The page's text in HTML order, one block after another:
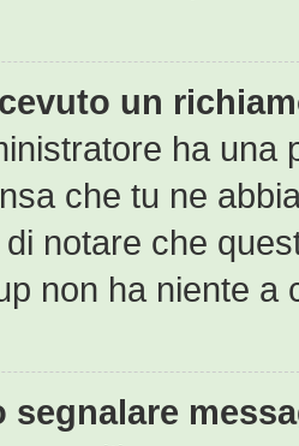
un
ha una
che tu ne
notare che
non ha niente a
segnalare